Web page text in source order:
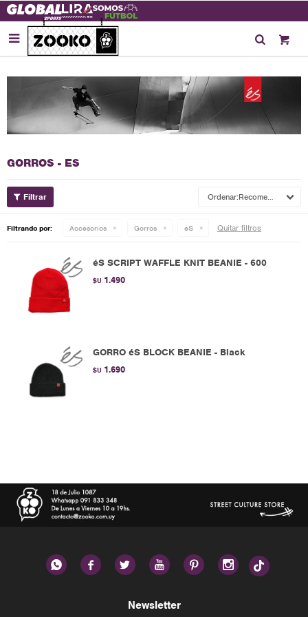

GORROS - ES
Recomendados
Filtrando por: Accesorios Gorros eS Quitar filtros
éS SCRIPT WAFFLE KNIT BEANIE - 600
$U 1.490
GORRO éS BLOCK BEANIE - Black
$U 1.690
     
Newsletter